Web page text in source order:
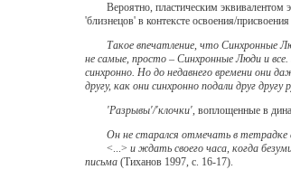
Вероятно, пластическим эквивалентом
'близнецов' в контексте освоения/
Такое впечатление, что Синхронные
не самые, просто – Синхронные Люди и
синхронно. Но до недавнего времени они
другу, как они синхронно подали друг
'Разрывы'/'клочки', воплощенные в
Он не старался отмечать в тетрадке
<...> и ждать своего часа, когда
письма (Тиханов 1997, с. 16-17).